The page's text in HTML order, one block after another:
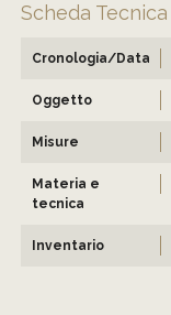
Scheda Tecnica
Cronologia/Data
Oggetto
Misure
Materia e
tecnica
Inventario